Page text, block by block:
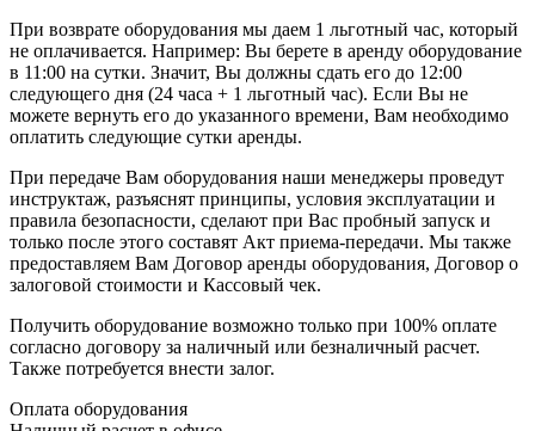
При возврате оборудования мы даем 1 льготный час, который
не оплачивается. Например: Вы берете в аренду оборудование
в 11:00 на сутки. Значит, Вы должны сдать его до 12:00
следующего дня (24 часа + 1 льготный час). Если Вы не
можете вернуть его до указанного времени, Вам необходимо
оплатить следующие сутки аренды.
При передаче Вам оборудования наши менеджеры проведут
инструктаж, разъяснят принципы, условия эксплуатации и
правила безопасности, сделают при Вас пробный запуск и
только после этого составят Акт приема-передачи. Мы также
предоставляем Вам Договор аренды оборудования, Договор о
залоговой стоимости и Кассовый чек.
Получить оборудование возможно только при 100% оплате
согласно договору за наличный или безналичный расчет.
Также потребуется внести залог.
Оплата оборудования